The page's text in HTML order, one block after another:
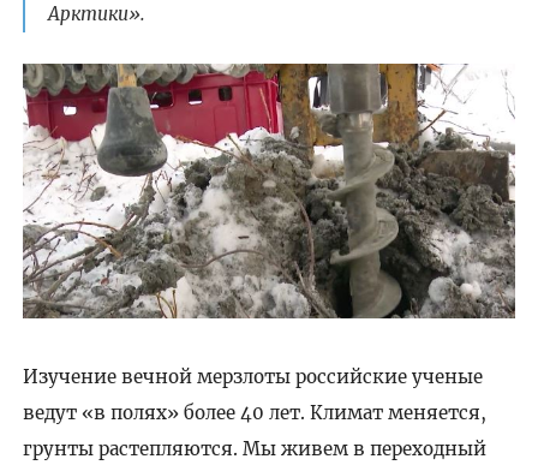
Арктики».
Изучение вечной мерзлоты российские ученые
ведут «в полях» более 40 лет. Климат меняется,
грунты растепляются. Мы живем в переходный